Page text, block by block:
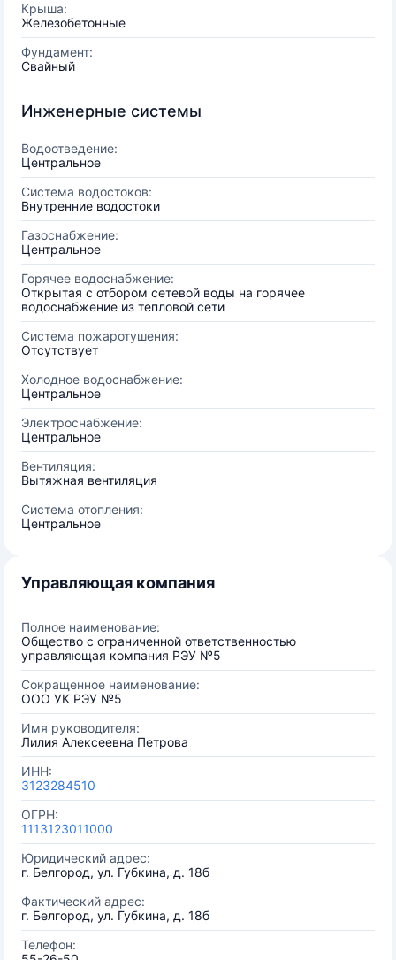
Крыша:
Железобетонные
Фундамент:
Свайный
Инженерные системы
Водоотведение:
Центральное
Система водостоков:
Внутренние водостоки
Газоснабжение:
Центральное
Горячее водоснабжение:
Открытая с отбором сетевой воды на горячее
водоснабжение из тепловой сети
Система пожаротушения:
Отсутствует
Холодное водоснабжение:
Центральное
Электроснабжение:
Центральное
Вентиляция:
Вытяжная вентиляция
Система отопления:
Центральное
Управляющая компания
Полное наименование:
Общество с ограниченной ответственностью
управляющая компания РЭУ №5
Сокращенное наименование:
ООО УК РЭУ №5
Имя руководителя:
Лилия Алексеевна Петрова
ИНН:
3123284510
ОГРН:
1113123011000
Юридический адрес:
г. Белгород, ул. Губкина, д. 18б
Фактический адрес:
г. Белгород, ул. Губкина, д. 18б
Телефон: